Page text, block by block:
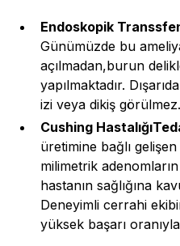
Endoskopik
Günümüzde bu
açılmadan,burun
yapılmaktadır.
izi veya dikiş görülmez.
Cushing
üretimine bağlı
milimetrik
hastanın sağlığına
Deneyimli cerrahi
yüksek başarı